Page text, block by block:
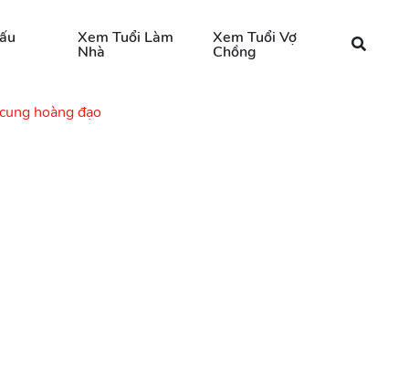
Xem Tuổi Làm
Nhà
Xem Tuổi Vợ
Chồng
hoàng đạo